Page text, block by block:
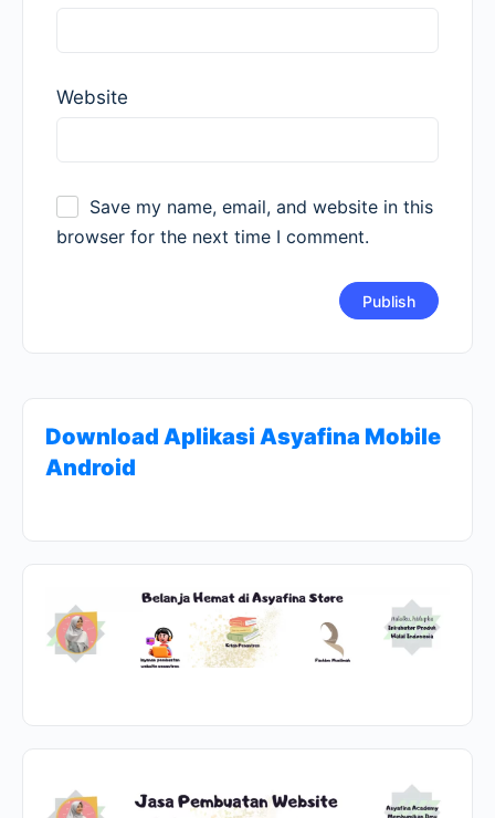
Website
Save my name, email, and website in this
browser for the next time I comment.
Download Aplikasi Asyafina Mobile
Android